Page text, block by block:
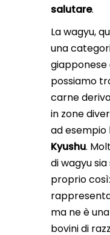
salutare.
La wagyu,
una
giapponese
possiamo
carne
in zone
ad esempio
Kyushu.
di wagyu
proprio
ma ne è
bovini di